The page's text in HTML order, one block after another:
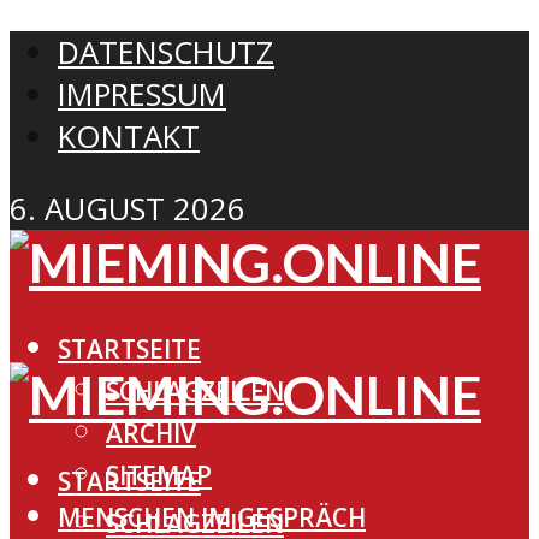
DATENSCHUTZ
IMPRESSUM
KONTAKT
6. AUGUST 2026
STARTSEITE
SCHLAGZEILEN
ARCHIV
SITEMAP
MENSCHEN IM GESPRÄCH
STARTSEITE
SCHLAGZEILEN